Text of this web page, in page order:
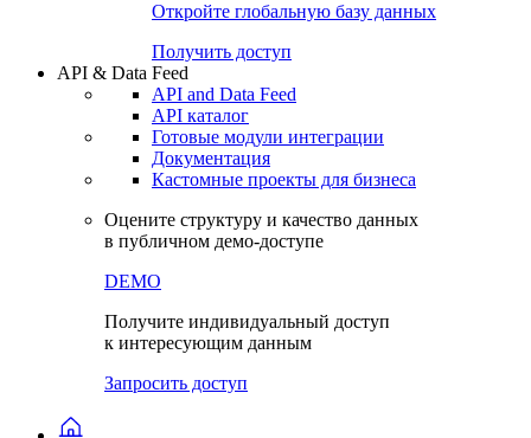
Проверка контрагента
Попробуйте7-дневный
Откройте глобальную базу данных
Получить доступ
API & Data Feed
API and Data Feed
Готовые модули интеграции
Документация
в публичном демо-доступе